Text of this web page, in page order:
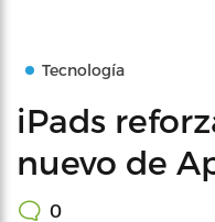
Tecnología
iPads
nuevo de
0